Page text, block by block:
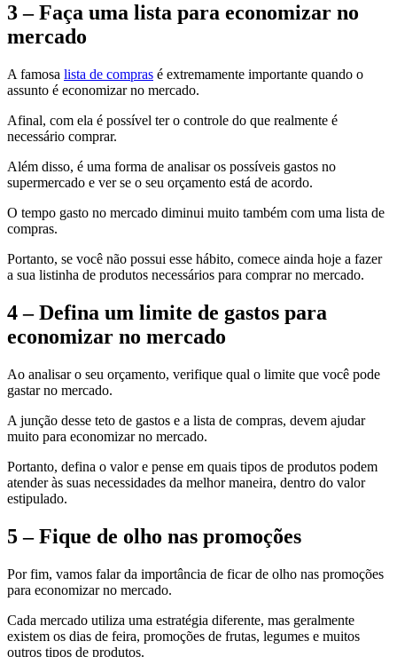
3 – Faça uma lista para economizar no
mercado
A famosa lista de compras é extremamente importante quando o
assunto é economizar no mercado.
Afinal, com ela é possível ter o controle do que realmente é
necessário comprar.
Além disso, é uma forma de analisar os possíveis gastos no
supermercado e ver se o seu orçamento está de acordo.
O tempo gasto no mercado diminui muito também com uma lista de
compras.
Portanto, se você não possui esse hábito, comece ainda hoje a fazer
a sua listinha de produtos necessários para comprar no mercado.
4 – Defina um limite de gastos para
economizar no mercado
Ao analisar o seu orçamento, verifique qual o limite que você pode
gastar no mercado.
A junção desse teto de gastos e a lista de compras, devem ajudar
muito para economizar no mercado.
Portanto, defina o valor e pense em quais tipos de produtos podem
atender às suas necessidades da melhor maneira, dentro do valor
estipulado.
5 – Fique de olho nas promoções
Por fim, vamos falar da importância de ficar de olho nas promoções
para economizar no mercado.
Cada mercado utiliza uma estratégia diferente, mas geralmente
existem os dias de feira, promoções de frutas, legumes e muitos
outros tipos de produtos.